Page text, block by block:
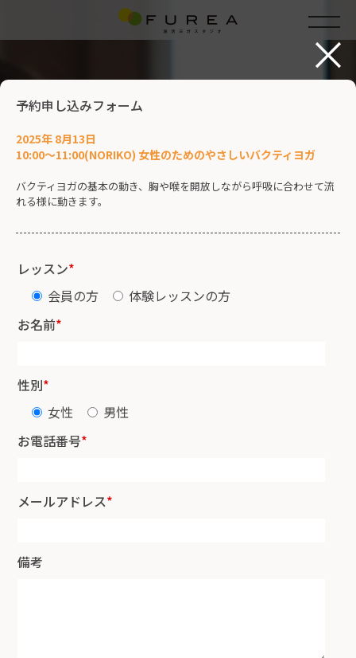
予約申し込みフォーム
2025年 8月13日
10:00～11:00(NORIKO) 女性のためのやさしいバクティヨガ
バクティヨガの基本の動き、胸や喉を開放しながら呼吸に合わせて流
れる様に動きます。
レッスン*
会員の方
体験レッスンの方
お名前*
性別*
女性
男性
お電話番号*
メールアドレス*
備考
×